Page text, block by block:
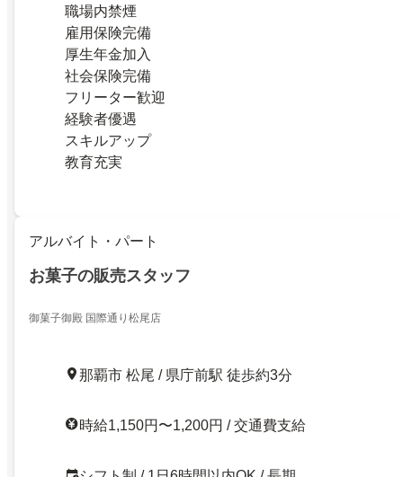
職場内禁煙
雇用保険完備
厚生年金加入
社会保険完備
フリーター歓迎
経験者優遇
スキルアップ
教育充実
アルバイト・パート
お菓子の販売スタッフ
御菓子御殿 国際通り松尾店
那覇市 松尾 / 県庁前駅 徒歩約3分
時給1,150円〜1,200円 / 交通費支給